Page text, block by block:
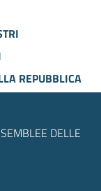
REPUBBLICA
DELLE